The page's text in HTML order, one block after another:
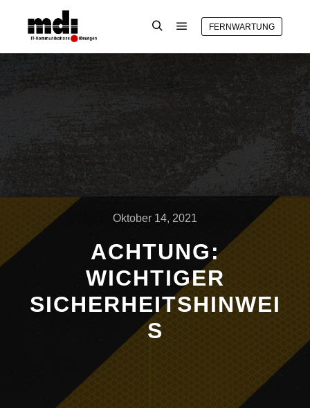
FERNWARTUNG
Oktober 14, 2021
ACHTUNG:
WICHTIGER
SICHERHEITSHINWEI
S